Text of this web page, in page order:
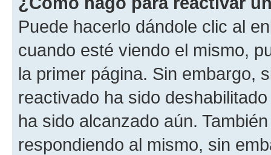
Puede hacerlo dándole clic al
cuando esté viendo el mismo,
la primer página. Sin embargo,
reactivado ha sido
ha sido alcanzado aún.
respondiendo al mismo, sin